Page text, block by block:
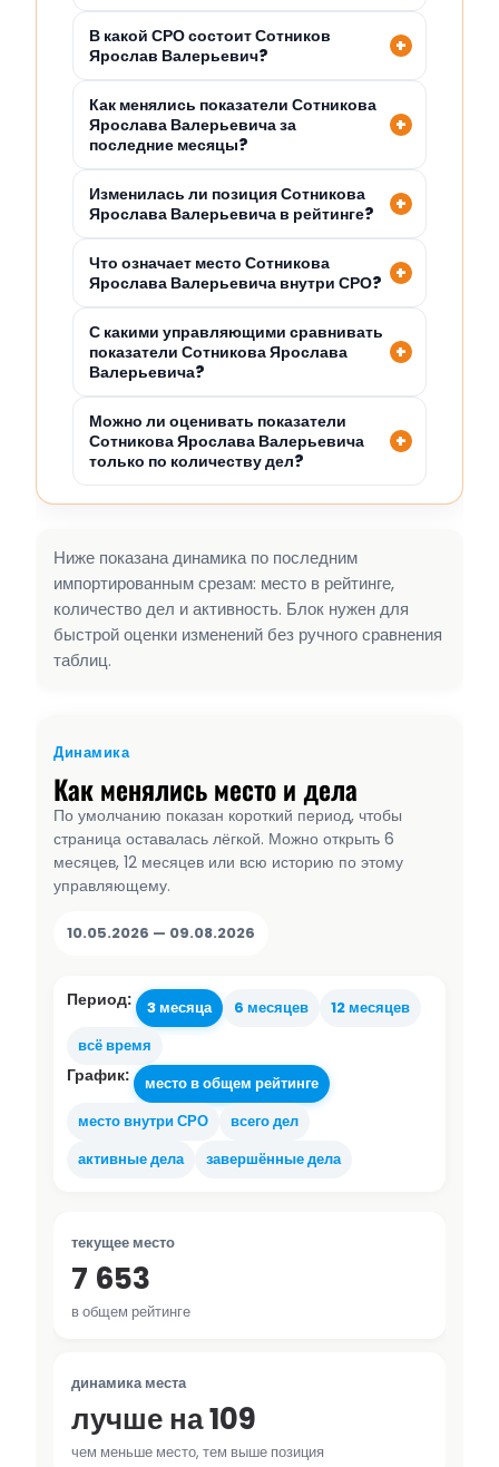
В какой СРО состоит Сотников
Ярослав Валерьевич?
Как менялись показатели Сотникова
Ярослава Валерьевича за
последние месяцы?
Изменилась ли позиция Сотникова
Ярослава Валерьевича в рейтинге?
Что означает место Сотникова
Ярослава Валерьевича внутри СРО?
С какими управляющими сравнивать
показатели Сотникова Ярослава
Валерьевича?
Можно ли оценивать показатели
Сотникова Ярослава Валерьевича
только по количеству дел?
Ниже показана динамика по последним
импортированным срезам: место в рейтинге,
количество дел и активность. Блок нужен для
быстрой оценки изменений без ручного сравнения
таблиц.
Динамика
Как менялись место и дела
По умолчанию показан короткий период, чтобы
страница оставалась лёгкой. Можно открыть 6
месяцев, 12 месяцев или всю историю по этому
управляющему.
10.05.2026 — 09.08.2026
Период: 3 месяца 6 месяцев
12 месяцев
всё время
График:
место в общем рейтинге
место внутри СРО
всего дел
активные дела
завершённые дела
текущее место
7 653
в общем рейтинге
динамика места
лучше на 109
чем меньше место, тем выше позиция